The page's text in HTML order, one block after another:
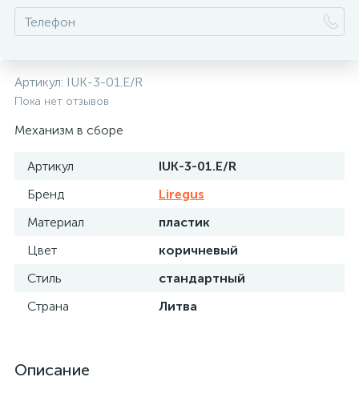
Артикул: IUK-3-01.E/R
Пока нет отзывов
Механизм в сборе
Артикул
IUK-3-01.E/R
Бренд
Liregus
Материал
пластик
Цвет
коричневый
Стиль
стандартный
Страна
Литва
Описание